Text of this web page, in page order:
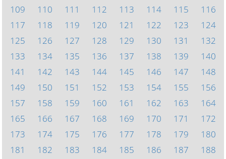
109
110 111 112 113 114 115
116
117
118 119 120 121 122 123
124
125
126 127 128 129 130 131
132
133
134 135 136 137 138 139
140
141
142 143 144 145 146 147
148
149
150 151 152 153 154 155
156
157
158 159 160 161 162 163
164
165
166 167 168 169 170 171
172
173
174 175 176 177 178 179
180
181
182 183 184 185 186 187
188